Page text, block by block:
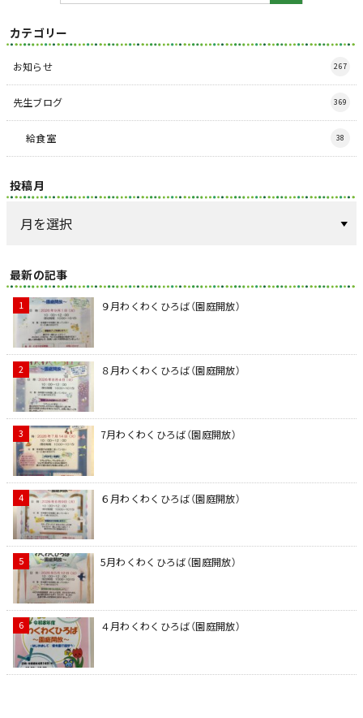
カテゴリー
お知らせ 267
先生ブログ 369
給食室 38
投稿月
最新の記事
９月わくわくひろば（園庭開放）
８月わくわくひろば（園庭開放）
7月わくわくひろば（園庭開放）
６月わくわくひろば（園庭開放）
5月わくわくひろば（園庭開放）
４月わくわくひろば（園庭開放）